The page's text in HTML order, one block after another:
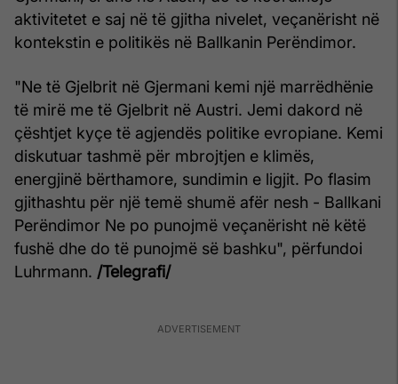
aktivitetet e saj në të gjitha nivelet, veçanërisht në
kontekstin e politikës në Ballkanin Perëndimor.
"Ne të Gjelbrit në Gjermani kemi një marrëdhënie
të mirë me të Gjelbrit në Austri. Jemi dakord në
çështjet kyçe të agjendës politike evropiane. Kemi
diskutuar tashmë për mbrojtjen e klimës,
energjinë bërthamore, sundimin e ligjit. Po flasim
gjithashtu për një temë shumë afër nesh - Ballkani
Perëndimor Ne po punojmë veçanërisht në këtë
fushë dhe do të punojmë së bashku", përfundoi
Luhrmann. /Telegrafi/